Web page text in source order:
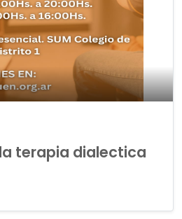
terapia dialectica